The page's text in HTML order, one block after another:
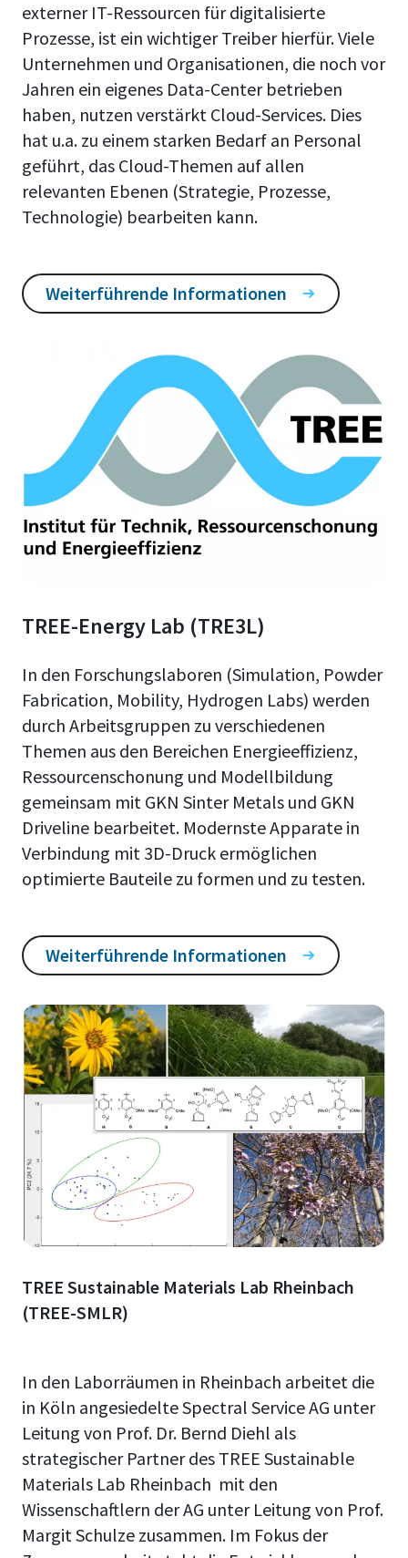
externer IT-Ressourcen für digitalisierte
Prozesse, ist ein wichtiger Treiber hierfür. Viele
Unternehmen und Organisationen, die noch vor
Jahren ein eigenes Data-Center betrieben
haben, nutzen verstärkt Cloud-Services. Dies
hat u.a. zu einem starken Bedarf an Personal
geführt, das Cloud-Themen auf allen
relevanten Ebenen (Strategie, Prozesse,
Technologie) bearbeiten kann.
Weiterführende Informationen
TREE-Energy Lab (TRE3L)
In den Forschungslaboren (Simulation, Powder
Fabrication, Mobility, Hydrogen Labs) werden
durch Arbeitsgruppen zu verschiedenen
Themen aus den Bereichen Energieeffizienz,
Ressourcenschonung und Modellbildung
gemeinsam mit GKN Sinter Metals und GKN
Driveline bearbeitet. Modernste Apparate in
Verbindung mit 3D-Druck ermöglichen
optimierte Bauteile zu formen und zu testen.
Weiterführende Informationen
TREE Sustainable Materials Lab Rheinbach
(TREE-SMLR)
In den Laborräumen in Rheinbach arbeitet die
in Köln angesiedelte Spectral Service AG unter
Leitung von Prof. Dr. Bernd Diehl als
strategischer Partner des TREE Sustainable
Materials Lab Rheinbach mit den
Wissenschaftlern der AG unter Leitung von Prof.
Margit Schulze zusammen. Im Fokus der